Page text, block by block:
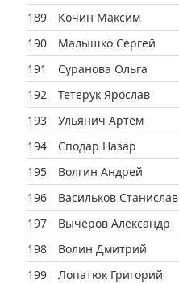
189
Кочин Максим
190
Малышко Сергей
191
Суранова Ольга
192
Тетерук Ярослав
193
Ульянич Артем
194
Сподар Назар
195
Волгин Андрей
196
Васильков Станислав
197
Вычеров Александр
198
Волин Дмитрий
199
Лопатюк Григорий